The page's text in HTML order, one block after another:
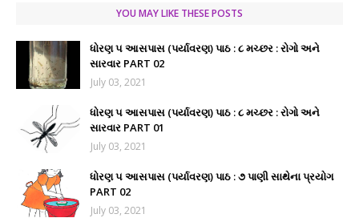
YOU MAY LIKE THESE POSTS
ધોરણ ૫ આસપાસ (પર્યાવરણ) પાઠ : ૮ મચ્છર : રોગો અને
સારવાર PART 02
July 03, 2021
ધોરણ ૫ આસપાસ (પર્યાવરણ) પાઠ : ૮ મચ્છર : રોગો અને
સારવાર PART 01
July 03, 2021
ધોરણ ૫ આસપાસ (પર્યાવરણ) પાઠ : ૭ પાણી સાથેના પ્રયોગ
PART 02
July 03, 2021